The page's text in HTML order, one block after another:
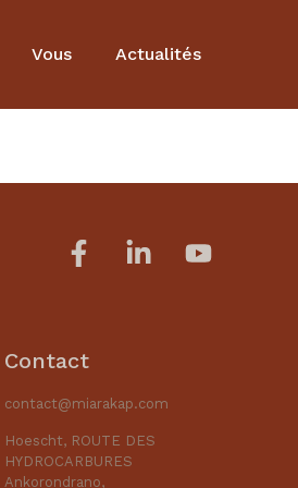
Vous Actualités
Contact
contact@miarakap.com
Hoescht, ROUTE DES
HYDROCARBURES
Ankorondrano,